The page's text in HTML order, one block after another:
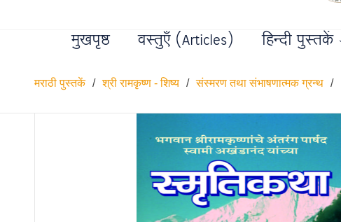
मुखपृष्ठ वस्तुएँ (Articles) हिन्दी पुस्तकें
मराठी पुस्तकें / श्री रामकृष्ण - शिष्य / संस्मरण तथा संभाषणात्मक ग्रन्थ /